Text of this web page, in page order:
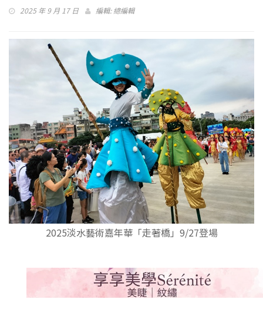
2025 年 9 月 17 日 編輯:總編輯
2025淡水藝術嘉年華「走著橋」9/27登場